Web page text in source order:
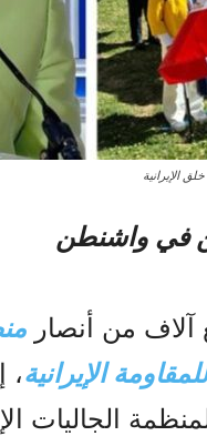
في واشنطن
الإيرانية،
لمنظمة الجاليات